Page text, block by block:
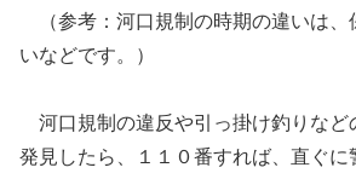
（参考：河口規制の時期の違いは、
いなどです。）
河口規制の違反や引っ掛け釣りなど
発見したら、１１０番すれば、直ぐに